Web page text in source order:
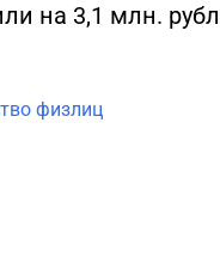
на 3,1 млн.
физлиц